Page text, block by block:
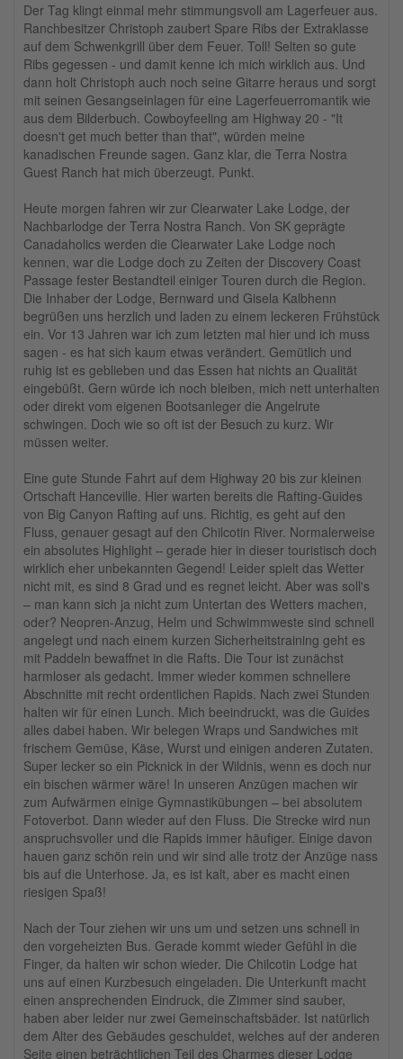
Der Tag klingt einmal mehr stimmungsvoll am Lagerfeuer aus.
Ranchbesitzer Christoph zaubert Spare Ribs der Extraklasse
auf dem Schwenkgrill über dem Feuer. Toll! Selten so gute
Ribs gegessen - und damit kenne ich mich wirklich aus. Und
dann holt Christoph auch noch seine Gitarre heraus und sorgt
mit seinen Gesangseinlagen für eine Lagerfeuerromantik wie
aus dem Bilderbuch. Cowboyfeeling am Highway 20 - "It
doesn't get much better than that", würden meine
kanadischen Freunde sagen. Ganz klar, die Terra Nostra
Guest Ranch hat mich überzeugt. Punkt.
Heute morgen fahren wir zur Clearwater Lake Lodge, der
Nachbarlodge der Terra Nostra Ranch. Von SK geprägte
Canadaholics werden die Clearwater Lake Lodge noch
kennen, war die Lodge doch zu Zeiten der Discovery Coast
Passage fester Bestandteil einiger Touren durch die Region.
Die Inhaber der Lodge, Bernward und Gisela Kalbhenn
begrüßen uns herzlich und laden zu einem leckeren Frühstück
ein. Vor 13 Jahren war ich zum letzten mal hier und ich muss
sagen - es hat sich kaum etwas verändert. Gemütlich und
ruhig ist es geblieben und das Essen hat nichts an Qualität
eingebüßt. Gern würde ich noch bleiben, mich nett unterhalten
oder direkt vom eigenen Bootsanleger die Angelrute
schwingen. Doch wie so oft ist der Besuch zu kurz. Wir
müssen weiter.
Eine gute Stunde Fahrt auf dem Highway 20 bis zur kleinen
Ortschaft Hanceville. Hier warten bereits die Rafting-Guides
von Big Canyon Rafting auf uns. Richtig, es geht auf den
Fluss, genauer gesagt auf den Chilcotin River. Normalerweise
ein absolutes Highlight – gerade hier in dieser touristisch doch
wirklich eher unbekannten Gegend! Leider spielt das Wetter
nicht mit, es sind 8 Grad und es regnet leicht. Aber was soll's
– man kann sich ja nicht zum Untertan des Wetters machen,
oder? Neopren-Anzug, Helm und Schwimmweste sind schnell
angelegt und nach einem kurzen Sicherheitstraining geht es
mit Paddeln bewaffnet in die Rafts. Die Tour ist zunächst
harmloser als gedacht. Immer wieder kommen schnellere
Abschnitte mit recht ordentlichen Rapids. Nach zwei Stunden
halten wir für einen Lunch. Mich beeindruckt, was die Guides
alles dabei haben. Wir belegen Wraps und Sandwiches mit
frischem Gemüse, Käse, Wurst und einigen anderen Zutaten.
Super lecker so ein Picknick in der Wildnis, wenn es doch nur
ein bischen wärmer wäre! In unseren Anzügen machen wir
zum Aufwärmen einige Gymnastikübungen – bei absolutem
Fotoverbot. Dann wieder auf den Fluss. Die Strecke wird nun
anspruchsvoller und die Rapids immer häufiger. Einige davon
hauen ganz schön rein und wir sind alle trotz der Anzüge nass
bis auf die Unterhose. Ja, es ist kalt, aber es macht einen
riesigen Spaß!
Nach der Tour ziehen wir uns um und setzen uns schnell in
den vorgeheizten Bus. Gerade kommt wieder Gefühl in die
Finger, da halten wir schon wieder. Die Chilcotin Lodge hat
uns auf einen Kurzbesuch eingeladen. Die Unterkunft macht
einen ansprechenden Eindruck, die Zimmer sind sauber,
haben aber leider nur zwei Gemeinschaftsbäder. Ist natürlich
dem Alter des Gebäudes geschuldet, welches auf der anderen
Seite einen beträchtlichen Teil des Charmes dieser Lodge